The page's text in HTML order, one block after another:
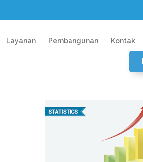
Layanan Pembangunan Kontak